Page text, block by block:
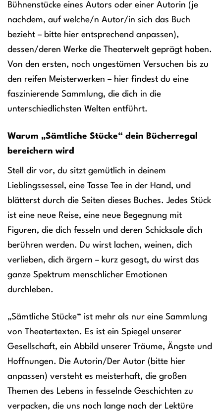
Bühnenstücke eines Autors oder einer Autorin (je
nachdem, auf welche/n Autor/in sich das Buch
bezieht – bitte hier entsprechend anpassen),
dessen/deren Werke die Theaterwelt geprägt haben.
Von den ersten, noch ungestümen Versuchen bis zu
den reifen Meisterwerken – hier findest du eine
faszinierende Sammlung, die dich in die
unterschiedlichsten Welten entführt.
Warum „Sämtliche Stücke“ dein Bücherregal
bereichern wird
Stell dir vor, du sitzt gemütlich in deinem
Lieblingssessel, eine Tasse Tee in der Hand, und
blätterst durch die Seiten dieses Buches. Jedes Stück
ist eine neue Reise, eine neue Begegnung mit
Figuren, die dich fesseln und deren Schicksale dich
berühren werden. Du wirst lachen, weinen, dich
verlieben, dich ärgern – kurz gesagt, du wirst das
ganze Spektrum menschlicher Emotionen
durchleben.
„Sämtliche Stücke“ ist mehr als nur eine Sammlung
von Theatertexten. Es ist ein Spiegel unserer
Gesellschaft, ein Abbild unserer Träume, Ängste und
Hoffnungen. Die Autorin/Der Autor (bitte hier
anpassen) versteht es meisterhaft, die großen
Themen des Lebens in fesselnde Geschichten zu
verpacken, die uns noch lange nach der Lektüre